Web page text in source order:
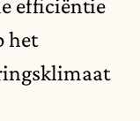
efficiëntie
het